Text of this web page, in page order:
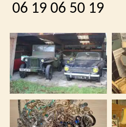
06 19 06 50 19